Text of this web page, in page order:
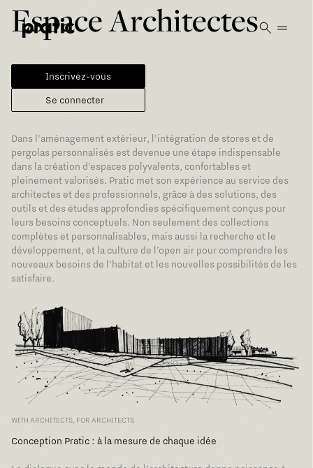
Espace Architectes
Inscrivez-vous
Se connecter
Dans l’aménagement extérieur, l’intégration de stores et de
pergolas personnalisés est devenue une étape indispensable
dans la création d’espaces polyvalents, confortables et
pleinement valorisés. Pratic met son expérience au service des
architectes et des professionnels, grâce à des solutions, des
outils et des études approfondies spécifiquement conçus pour
leurs besoins conceptuels. Non seulement des collections
complètes et personnalisables, mais aussi la recherche et le
développement, et la culture de l’open air pour comprendre les
nouveaux besoins de l’habitat et les nouvelles possibilités de les
satisfaire.
WITH ARCHITECTS, FOR ARCHITECTS
Conception Pratic : à la mesure de chaque idée